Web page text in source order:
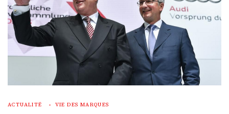
ACTUALITÉ VIE DES MARQUES